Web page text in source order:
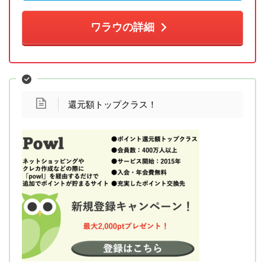
ワラウの詳細
還元額トップクラス！